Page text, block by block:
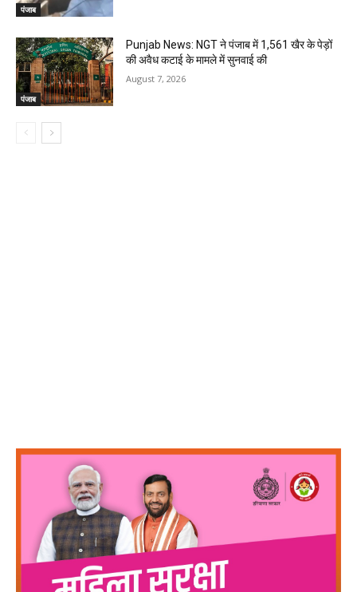
पंजाब
पंजाब
Punjab News: NGT ने पंजाब में 1,561 खैर के पेड़ों
की अवैध कटाई के मामले में सुनवाई की
August 7, 2026